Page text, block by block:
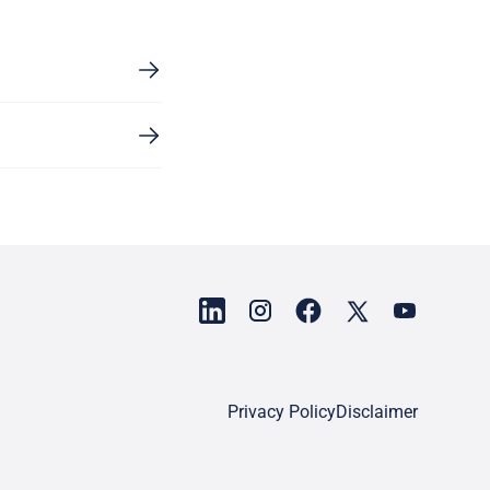
Privacy PolicyDisclaimer